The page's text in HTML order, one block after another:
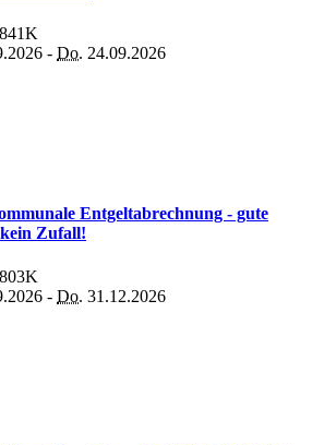
- Do. 24.09.2026
Entgeltabrechnung - gute
Zufall!
- Do. 31.12.2026